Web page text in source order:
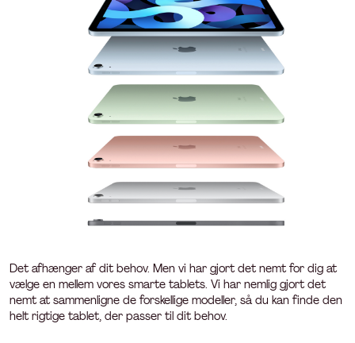
Det afhænger af dit behov. Men vi har gjort det nemt for dig at
vælge en mellem vores smarte tablets. Vi har nemlig gjort det
nemt at sammenligne de forskellige modeller, så du kan finde den
helt rigtige tablet, der passer til dit behov.